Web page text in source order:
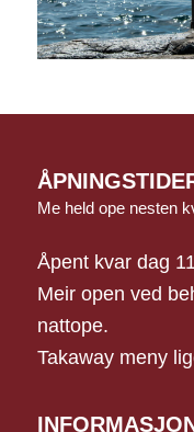
Me held ope nesten
Åpent kvar dag
Meir open ved
nattope.
Takaway meny